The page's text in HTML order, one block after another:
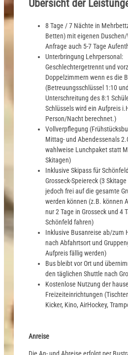
Übersicht der
8 Tage / 7 Nächte in
Betten) mit eigenen Duschen/
Anfrage auch 5-7 Tage
Unterbringung Lehrpersonal:
Geschlechtergetrennt und
Doppelzimmern wenn es die
(Betreuungsschlüssel 1:10
Unterschreitung des 8:1
Schlüssels wird ein Aufpreis
Person/Nacht berechnet.)
Vollverpflegung
Mittag- und Abendessenals
wahlweise Lunchpaket statt
Skitagen)
Inklusive Skipass für
Grosseck-Speiereck (3
jedoch frei auf die gesamte
werden können (z.B. können
nur 2 Tage in Grosseck und 4
Schönfeld fahren)
Inklusive Busanreise ab/zum
nach Abfahrtsort und
Aufpreis fällig werden)
Bus bleibt vor Ort und
den täglichen Shuttle nach
Kostenlose Nutzung der
Freizeiteinrichtungen
Kicker, Kino, AirHockey,
Anreise